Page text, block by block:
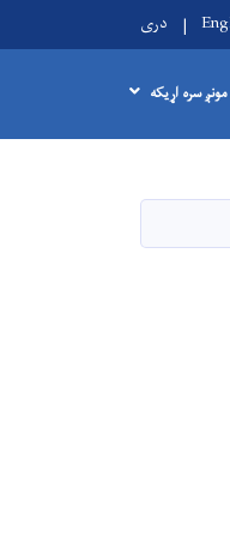
دری
مونږ سره اړیکه